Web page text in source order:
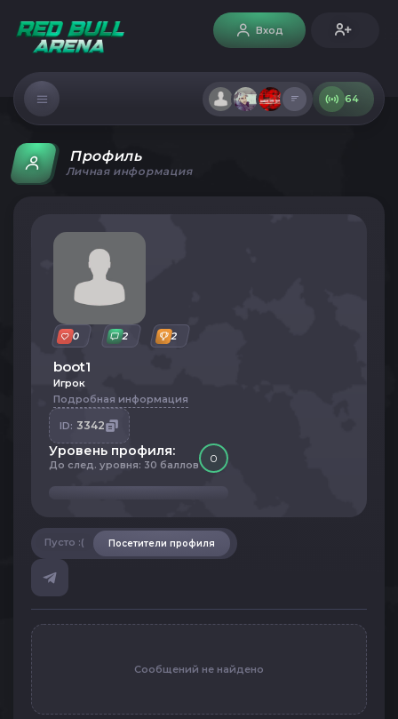
Вход
64
Профиль
Личная информация
0 2 2
boot1
Игрок
Подробная информация
ID: 3342
Уровень профиля:
До след. уровня: 30 баллов 0
Посетители профиля
Пусто :(
Сообщений не найдено